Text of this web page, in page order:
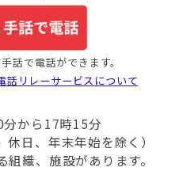
話で電話ができます。
話リレーサービスについて
から17時15分
休日、年末年始を除く）
織、施設があります。